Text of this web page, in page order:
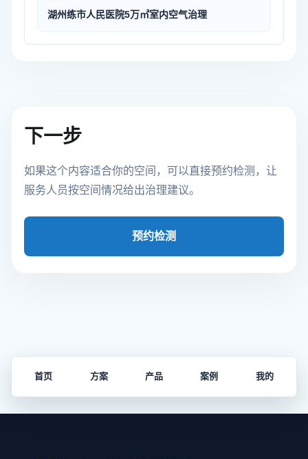
湖州练市人民医院5万㎡室内空气治理
下一步
如果这个内容适合你的空间，可以直接预约检测，让
服务人员按空间情况给出治理建议。
预约检测
首页 方案 产品 案例 我的